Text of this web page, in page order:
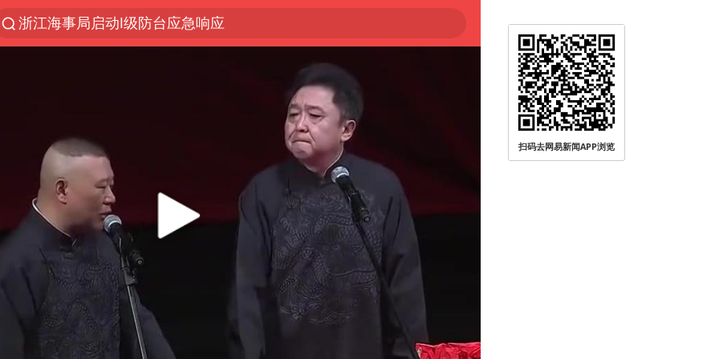
浙江海事局启动Ⅰ级防台应急响应
预计“白海豚”明晚将在浙江舟山到福建福鼎一带沿海登陆
用AI造出新病毒意味着什么
今年第二强台风将带来多大影响
美股创4月份以来最大单周涨幅
台风白海豚已进入24小时警戒线
台风白海豚登陆点缩圈
俄黑客称掌握北约直接参与袭俄证据
扫码去网易新闻APP浏览